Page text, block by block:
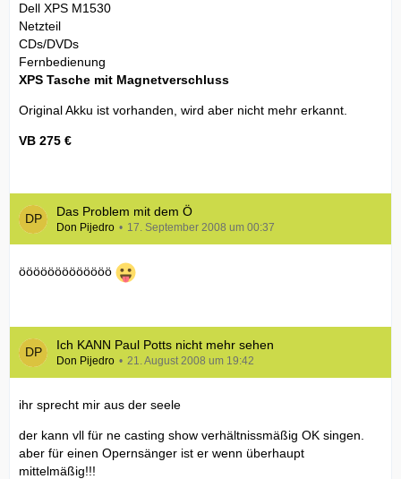
Dell XPS M1530
Netzteil
CDs/DVDs
Fernbedienung
XPS Tasche mit Magnetverschluss
Original Akku ist vorhanden, wird aber nicht mehr erkannt.
VB 275 €
Das Problem mit dem Ö
Don Pijedro 17. September 2008 um 00:37
ööööööööööööö
Ich KANN Paul Potts nicht mehr sehen
Don Pijedro 21. August 2008 um 19:42
ihr sprecht mir aus der seele
der kann vll für ne casting show verhältnissmäßig OK singen.
aber für einen Opernsänger ist er wenn überhaupt
mittelmäßig!!!